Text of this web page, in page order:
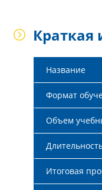
Название
Формат
Объем
Итоговая